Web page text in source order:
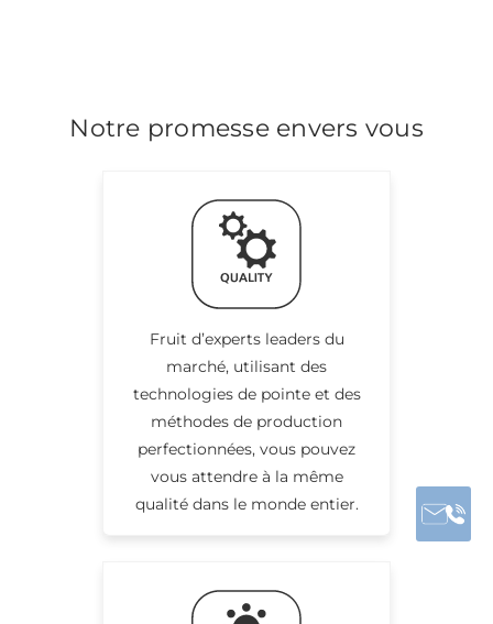
Notre promesse envers vous
Fruit d’experts leaders du
marché, utilisant des
technologies de pointe et des
méthodes de production
perfectionnées, vous pouvez
vous attendre à la même
qualité dans le monde entier.